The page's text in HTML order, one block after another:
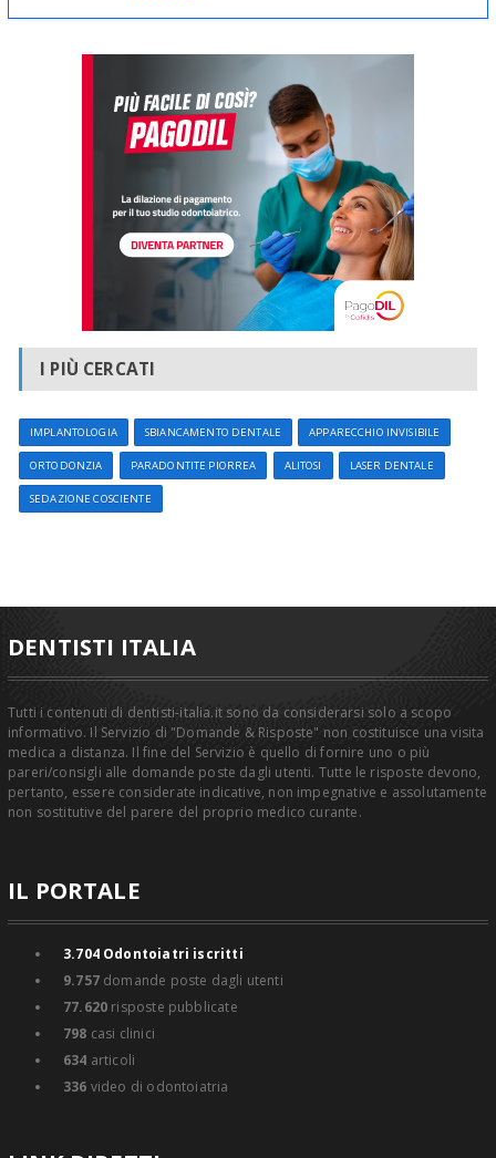
I PIÙ CERCATI
IMPLANTOLOGIA SBIANCAMENTO DENTALE APPARECCHIO INVISIBILE
ORTODONZIA PARADONTITE PIORREA ALITOSI LASER DENTALE
SEDAZIONE COSCIENTE
DENTISTI ITALIA
Tutti i contenuti di dentisti-italia.it sono da considerarsi solo a scopo
informativo. Il Servizio di "Domande & Risposte" non costituisce una visita
medica a distanza. Il fine del Servizio è quello di fornire uno o più
pareri/consigli alle domande poste dagli utenti. Tutte le risposte devono,
pertanto, essere considerate indicative, non impegnative e assolutamente
non sostitutive del parere del proprio medico curante.
IL PORTALE
3.704Odontoiatri iscritti
9.757domande poste dagli utenti
77.620 risposte pubblicate
798 casi clinici
634 articoli
336 video di odontoiatria